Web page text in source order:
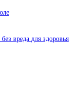
вреда для здоровья